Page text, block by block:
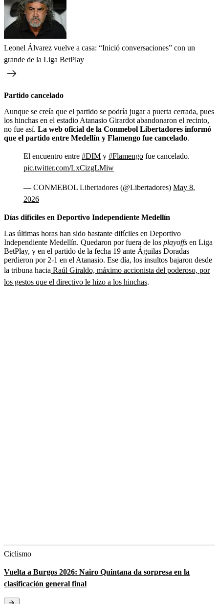
Leonel Álvarez vuelve a casa: “Inició conversaciones” con un
grande de la Liga BetPlay
Partido cancelado
Aunque se creía que el partido se podría jugar a puerta cerrada, pues
los hinchas en el estadio Atanasio Girardot abandonaron el recinto,
no fue así. La web oficial de la Conmebol Libertadores informó
que el partido entre Medellín y Flamengo fue cancelado.
El encuentro entre #DIM y #Flamengo fue cancelado.
pic.twitter.com/LxCizgLMiw
— CONMEBOL Libertadores (@Libertadores) May 8,
2026
Días difíciles en Deportivo Independiente Medellín
Las últimas horas han sido bastante difíciles en Deportivo
Independiente Medellín. Quedaron por fuera de los playoffs en Liga
BetPlay, y en el partido de la fecha 19 ante Águilas Doradas
perdieron por 2-1 en el Atanasio. Ese día, los insultos bajaron desde
la tribuna hacia Raúl Giraldo, máximo accionista del poderoso, por
los gestos que el directivo le hizo a los hinchas.
Ciclismo
Vuelta a Burgos 2026: Nairo Quintana da sorpresa en la
clasificación general final